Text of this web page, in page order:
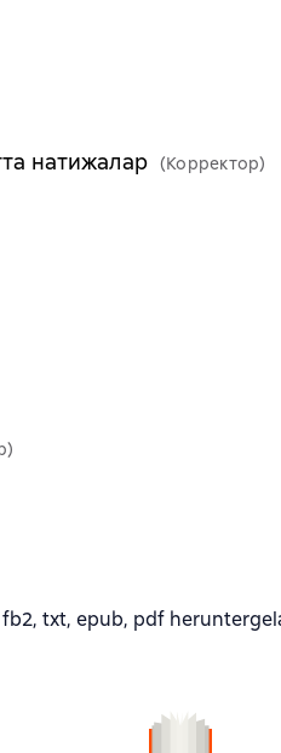
натижалар (Корректор)
txt, epub, pdf